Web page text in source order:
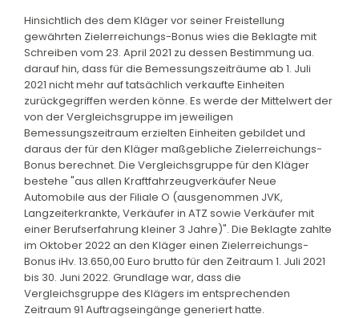
Hinsichtlich des dem Kläger vor seiner Freistellung
gewährten Zielerreichungs-Bonus wies die Beklagte mit
Schreiben vom 23. April 2021 zu dessen Bestimmung ua.
darauf hin, dass für die Bemessungszeiträume ab 1. Juli
2021 nicht mehr auf tatsächlich verkaufte Einheiten
zurückgegriffen werden könne. Es werde der Mittelwert der
von der Vergleichsgruppe im jeweiligen
Bemessungszeitraum erzielten Einheiten gebildet und
daraus der für den Kläger maßgebliche Zielerreichungs-
Bonus berechnet. Die Vergleichsgruppe für den Kläger
bestehe "aus allen Kraftfahrzeugverkäufer Neue
Automobile aus der Filiale O (ausgenommen JVK,
Langzeiterkrankte, Verkäufer in ATZ sowie Verkäufer mit
einer Berufserfahrung kleiner 3 Jahre)". Die Beklagte zahlte
im Oktober 2022 an den Kläger einen Zielerreichungs-
Bonus iHv. 13.650,00 Euro brutto für den Zeitraum 1. Juli 2021
bis 30. Juni 2022. Grundlage war, dass die
Vergleichsgruppe des Klägers im entsprechenden
Zeitraum 91 Auftragseingänge generiert hatte.